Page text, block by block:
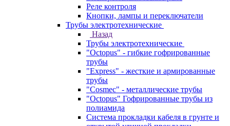
Реле контроля
Кнопки, лампы и переключатели
Трубы электротехнические
Назад
Трубы электротехнические
"Octopus" - гибкие гофрированные
трубы
"Express" - жесткие и армированные
трубы
"Cosmec" - металлические трубы
"Octopus" Гофрированные трубы из
полиамида
Система прокладки кабеля в грунте и